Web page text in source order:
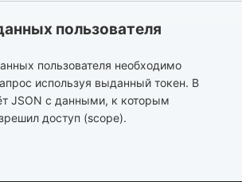
пользователя
пользователя необходимо
используя выданный токен. В
JSON с данными, к которым
доступ (scope).